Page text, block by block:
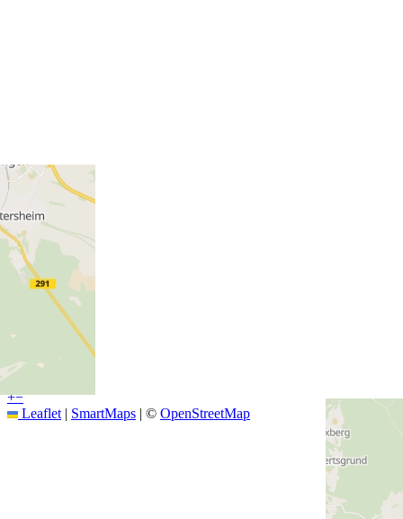
+−
Leaflet | SmartMaps | © OpenStreetMap